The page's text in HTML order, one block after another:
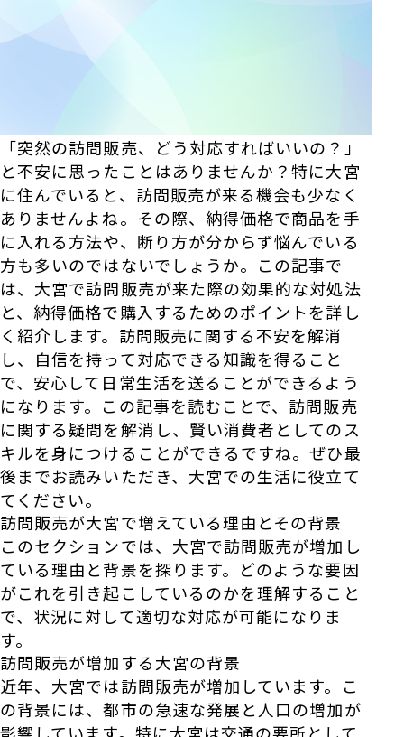
「突然の訪問販売、どう対応すればいいの？」
と不安に思ったことはありませんか？特に大宮
に住んでいると、訪問販売が来る機会も少なく
ありませんよね。その際、納得価格で商品を手
に入れる方法や、断り方が分からず悩んでいる
方も多いのではないでしょうか。この記事で
は、大宮で訪問販売が来た際の効果的な対処法
と、納得価格で購入するためのポイントを詳し
く紹介します。訪問販売に関する不安を解消
し、自信を持って対応できる知識を得ること
で、安心して日常生活を送ることができるよう
になります。この記事を読むことで、訪問販売
に関する疑問を解消し、賢い消費者としてのス
キルを身につけることができるですね。ぜひ最
後までお読みいただき、大宮での生活に役立て
てください。
訪問販売が大宮で増えている理由とその背景
このセクションでは、大宮で訪問販売が増加し
ている理由と背景を探ります。どのような要因
がこれを引き起こしているのかを理解すること
で、状況に対して適切な対応が可能になりま
す。
訪問販売が増加する大宮の背景
近年、大宮では訪問販売が増加しています。こ
の背景には、都市の急速な発展と人口の増加が